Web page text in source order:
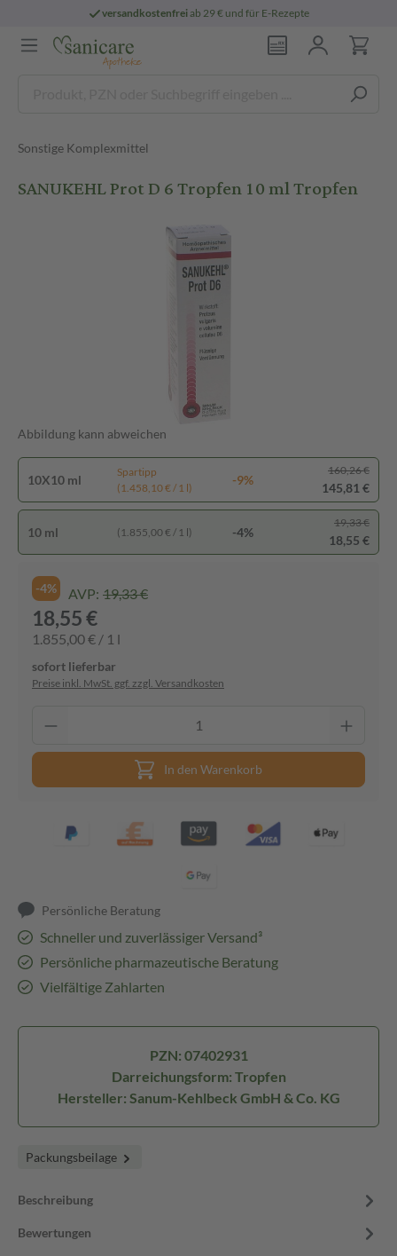
versandkostenfreiab 29 € und für E-Rezepte
Sonstige Komplexmittel
SANUKEHL Prot D 6 Tropfen 10 ml Tropfen
Abbildung kann abweichen
10X10 ml
Spartipp
(1.458,10 € / 1 l)
-9%
160,26 €
145,81 €
10 ml (1.855,00 € / 1 l) -4%
19,33 €
18,55 €
-4% AVP: 19,33 €
18,55 €
1.855,00 € / 1 l
sofort lieferbar
Preise inkl. MwSt. ggf. zzgl. Versandkosten
In den Warenkorb
Persönliche Beratung
Schneller und zuverlässiger Versand³
Persönliche pharmazeutische Beratung
Vielfältige Zahlarten
PZN: 07402931
Darreichungsform: Tropfen
Hersteller: Sanum-Kehlbeck GmbH & Co. KG
Packungsbeilage
Beschreibung
Bewertungen